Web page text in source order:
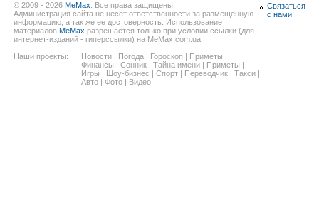
© 2009 - 2026 MeMax . Все права защищены.
Администрация сайта не несёт ответственности за размещённую
информацию, а так же ее достоверность. Использование
материалов MeMax разрешается только при условии ссылки (для
интернет-изданий - гиперссылки) на MeMax.com.ua.
Наши проекты:
Новости Погода Гороскоп Приметы
Финансы
Сонник Тайна имени Приметы
Игры
Шоу-бизнес Спорт Переводчик Такси
Авто
Фото Видео
Связаться
с нами